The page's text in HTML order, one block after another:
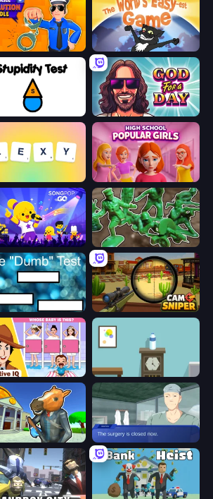
Evolution Idle
Test God For a Day: Prequel
GO Soldiers - Capture and Control!
Test Camo Sniper
Detective IQ: Brain Games Flip Bottle
Robbery 3 Oh So Lucky, Doctor!